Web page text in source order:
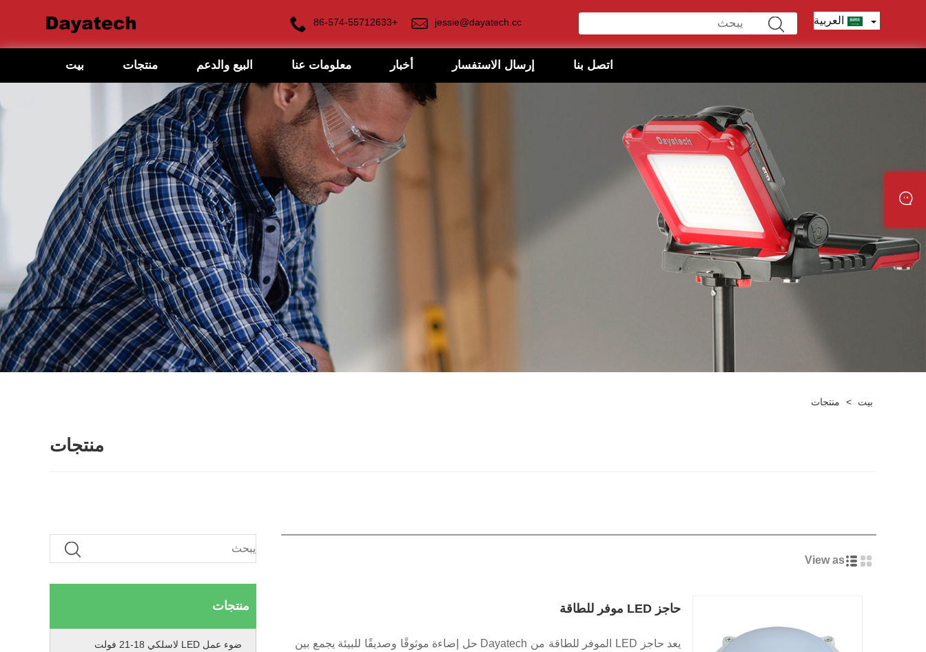
+86-574-55712633 jessie@dayatech.cc العربية
بيت منتجات البيع والدعم معلومات عنا أخبار إرسال الاستفسار اتصل بنا
بيت > منتجات
منتجات
منتجات
ضوء عمل LED لاسلكي 18-21 فولت
View as
حاجز LED موفر للطاقة
يعد حاجز LED الموفر للطاقة من Dayatech حل إضاءة موثوقًا وصديقًا للبيئة يجمع بين